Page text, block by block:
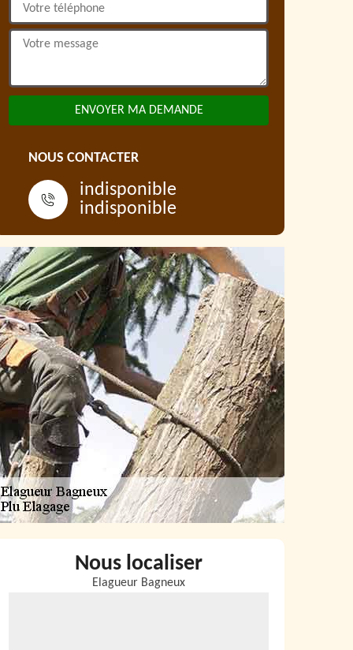
NOUS CONTACTER
indisponible
indisponible
Nous localiser
Elagueur Bagneux